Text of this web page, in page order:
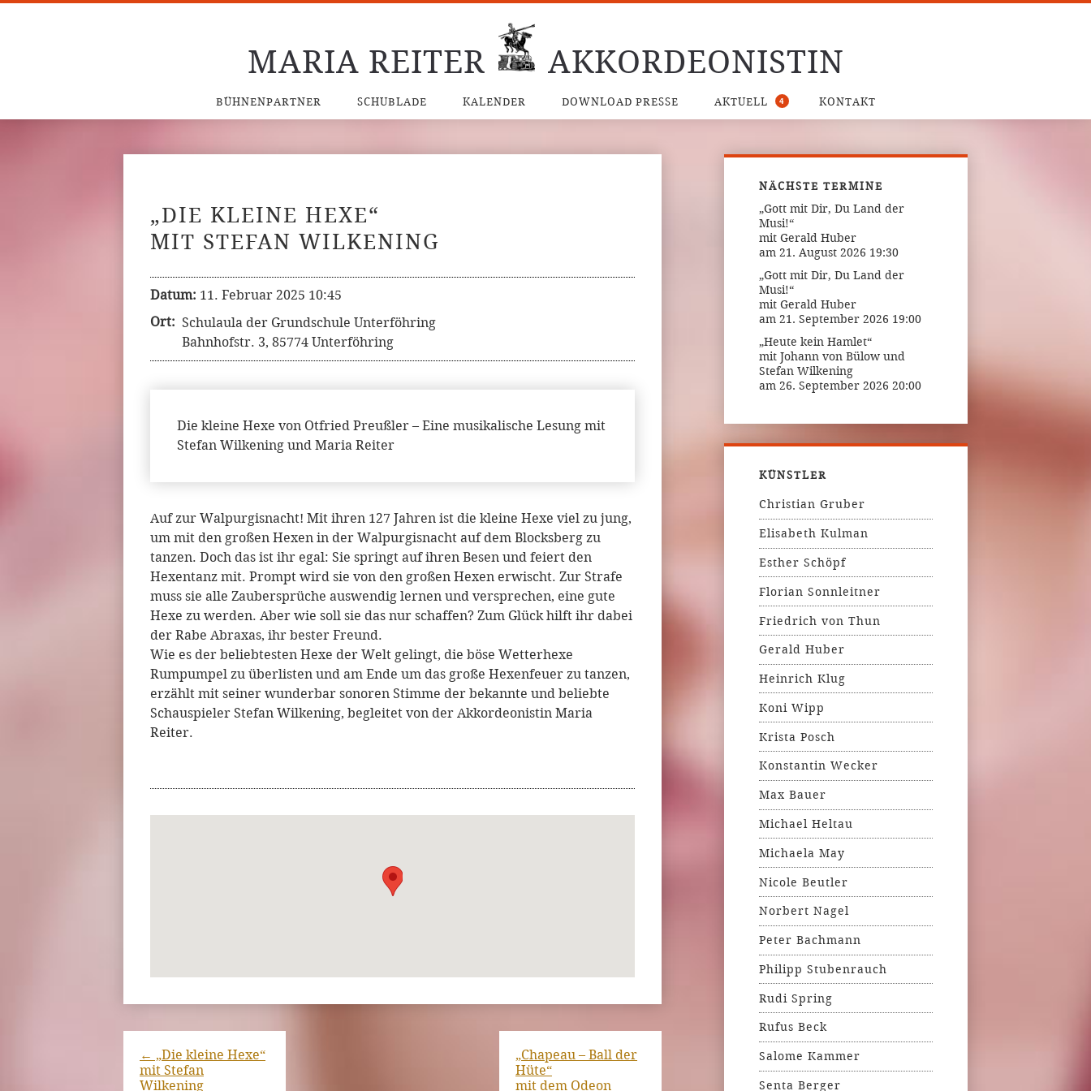
MARIA REITER AKKORDEONISTIN
BÜHNENPARTNER SCHUBLADE KALENDER DOWNLOAD PRESSE AKTUELL 4 KONTAKT
„DIE KLEINE HEXE“
MIT STEFAN WILKENING
Datum: 11. Februar 2025 10:45
Ort: Schulaula der Grundschule Unterföhring
Bahnhofstr. 3, 85774 Unterföhring
Die kleine Hexe von Otfried Preußler – Eine musikalische Lesung mit
Stefan Wilkening und Maria Reiter
Auf zur Walpurgisnacht! Mit ihren 127 Jahren ist die kleine Hexe viel zu jung,
um mit den großen Hexen in der Walpurgisnacht auf dem Blocksberg zu
tanzen. Doch das ist ihr egal: Sie springt auf ihren Besen und feiert den
Hexentanz mit. Prompt wird sie von den großen Hexen erwischt. Zur Strafe
muss sie alle Zaubersprüche auswendig lernen und versprechen, eine gute
Hexe zu werden. Aber wie soll sie das nur schaffen? Zum Glück hilft ihr dabei
der Rabe Abraxas, ihr bester Freund.
Wie es der beliebtesten Hexe der Welt gelingt, die böse Wetterhexe
Rumpumpel zu überlisten und am Ende um das große Hexenfeuer zu tanzen,
erzählt mit seiner wunderbar sonoren Stimme der bekannte und beliebte
Schauspieler Stefan Wilkening, begleitet von der Akkordeonistin Maria
Reiter.
← „Die kleine Hexe“
mit Stefan
Wilkening
„Chapeau – Ball der
Hüte“
mit dem Odeon
NÄCHSTE TERMINE
„Gott mit Dir, Du Land der
Musi!“
mit Gerald Huber
am 21. August 2026 19:30
„Gott mit Dir, Du Land der
Musi!“
mit Gerald Huber
am 21. September 2026 19:00
„Heute kein Hamlet“
mit Johann von Bülow und
Stefan Wilkening
am 26. September 2026 20:00
KÜNSTLER
Christian Gruber
Elisabeth Kulman
Esther Schöpf
Florian Sonnleitner
Friedrich von Thun
Gerald Huber
Heinrich Klug
Koni Wipp
Krista Posch
Konstantin Wecker
Max Bauer
Michael Heltau
Michaela May
Nicole Beutler
Norbert Nagel
Peter Bachmann
Philipp Stubenrauch
Rudi Spring
Rufus Beck
Salome Kammer
Senta Berger